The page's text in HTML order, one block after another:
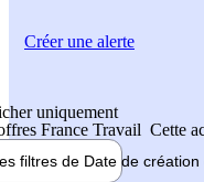
uniquement
France Travail Cette
filtres de Date de création
Créer une alerte